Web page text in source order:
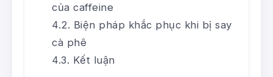
của caffeine
Biện pháp khắc phục khi bị say
cà phê
Kết luận